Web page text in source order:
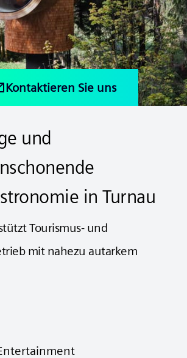
Kontaktieren Sie uns
und
in Turnau
Tourismus- und
mit nahezu autarkem